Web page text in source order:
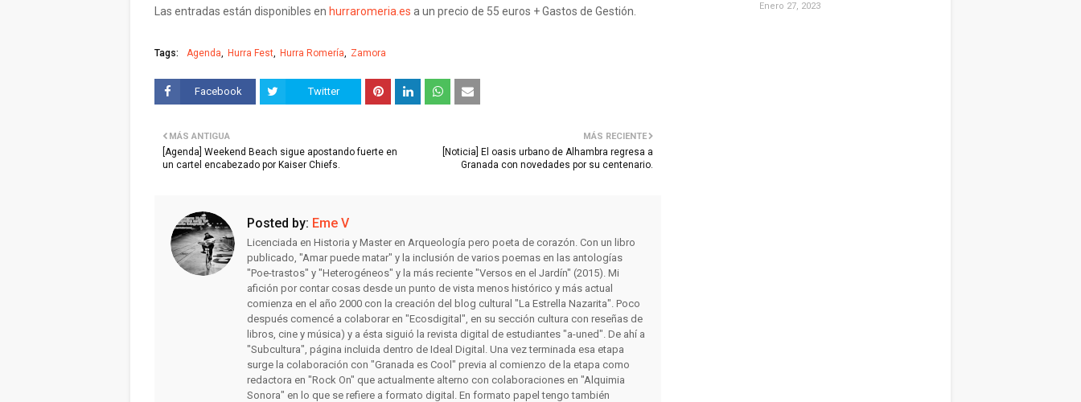
Las entradas están disponibles en hurraromeria.es a un precio de 55 euros + Gastos de Gestión.
Tags: Agenda Hurra Fest Hurra Romería Zamora
Facebook Twitter
MÁS RECIENTE
[Noticia] El oasis urbano de Alhambra regresa a
Granada con novedades por su centenario.
MÁS ANTIGUA
[Agenda] Weekend Beach sigue apostando fuerte en
un cartel encabezado por Kaiser Chiefs.
Posted by: Eme V
Licenciada en Historia y Master en Arqueología pero poeta de corazón. Con un libro
publicado, "Amar puede matar" y la inclusión de varios poemas en las antologías
"Poe-trastos" y "Heterogéneos" y la más reciente "Versos en el Jardín" (2015). Mi
afición por contar cosas desde un punto de vista menos histórico y más actual
comienza en el año 2000 con la creación del blog cultural "La Estrella Nazarita". Poco
después comencé a colaborar en "Ecosdigital", en su sección cultura con reseñas de
libros, cine y música) y a ésta siguió la revista digital de estudiantes "a-uned". De ahí a
"Subcultura", página incluida dentro de Ideal Digital. Una vez terminada esa etapa
surge la colaboración con "Granada es Cool" previa al comienzo de la etapa como
redactora en "Rock On" que actualmente alterno con colaboraciones en "Alquimia
Sonora" en lo que se refiere a formato digital. En formato papel tengo también
Enero 27, 2023